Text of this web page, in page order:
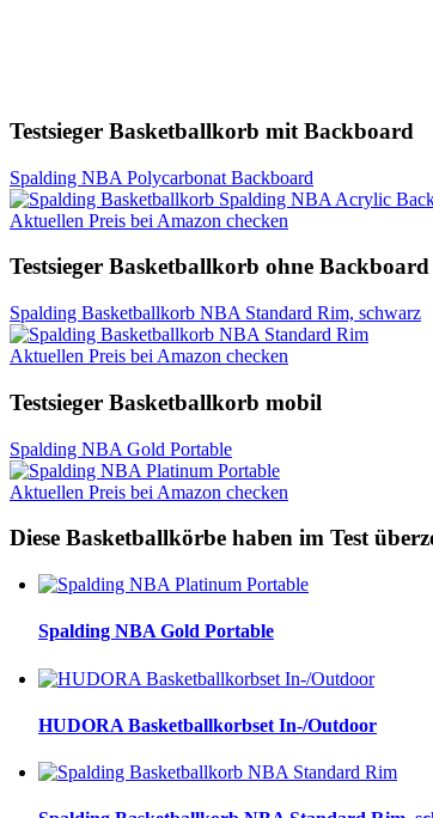
Testsieger Basketballkorb mit Backboard
Spalding NBA Polycarbonat Backboard
Aktuellen Preis bei Amazon checken
Testsieger Basketballkorb ohne Backboard
Spalding Basketballkorb NBA Standard Rim, schwarz
Aktuellen Preis bei Amazon checken
Testsieger Basketballkorb mobil
Spalding NBA Gold Portable
Aktuellen Preis bei Amazon checken
Diese Basketballkörbe haben im Test
Spalding NBA Gold Portable
HUDORA Basketballkorbset In-/Outdoor